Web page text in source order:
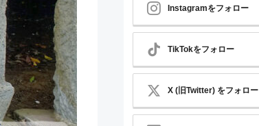
Instagramをフォロー
TikTokをフォロー
X (旧Twitter) をフォロー